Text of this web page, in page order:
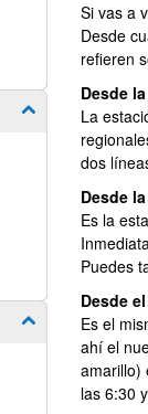
Mostrar/ocultar
Mostrar/ocultar
Si vas a
Desde
refieren
Desde
La
dos
Desde
Es la
Puedes
Desde
Es el
ahí el
amarillo)
las 6:30